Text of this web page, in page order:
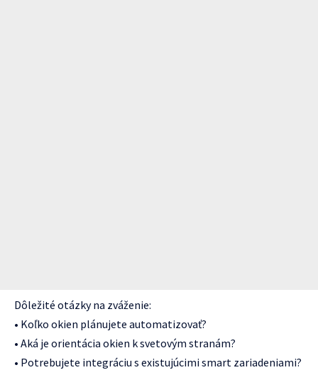
Dôležité otázky na zváženie:
• Koľko okien plánujete automatizovať?
• Aká je orientácia okien k svetovým stranám?
• Potrebujete integráciu s existujúcimi smart zariadeniami?